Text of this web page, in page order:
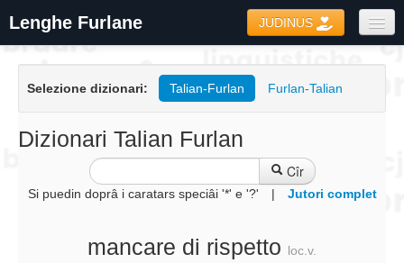
Lenghe Furlane JUDINUS
Formari
Coretôr Ortografic
Informazions
Selezione dizionari: Talian-Furlan Furlan-Talian
Dizionari Talian Furlan
Cîr
Si puedin doprâ i caratars speciâi '*' e '?' | Jutori complet
mancare di rispetto loc.v.